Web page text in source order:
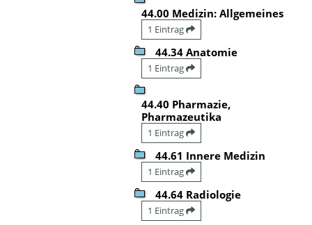
44.00 Medizin: Allgemeines
1 Eintrag
44.34 Anatomie
1 Eintrag
44.40 Pharmazie,
Pharmazeutika
1 Eintrag
44.61 Innere Medizin
1 Eintrag
44.64 Radiologie
1 Eintrag